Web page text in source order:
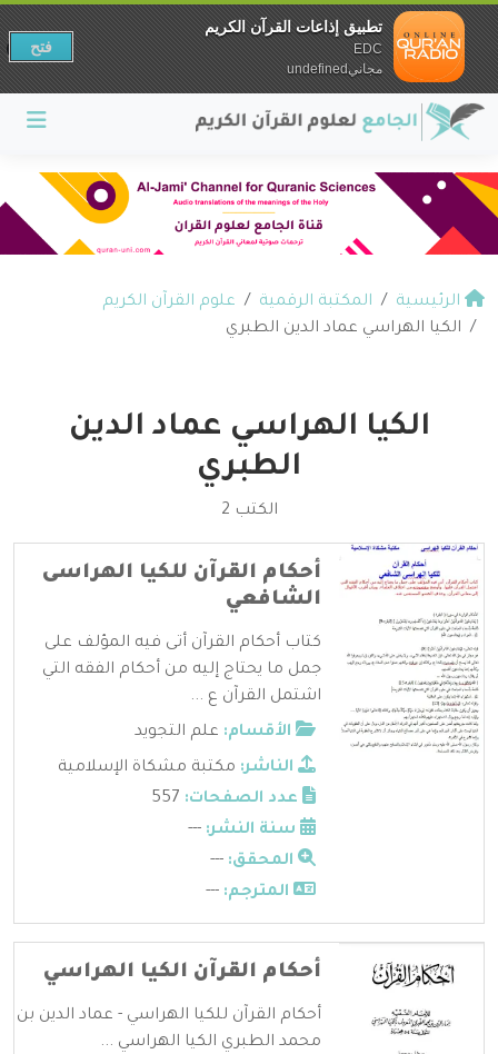
الرئيسية المكتبة الرقمية
علوم القرآن الكريم
الكيا الهراسي عماد الدين الطبري
الكيا الهراسي عماد الدين
الطبري
الكتب 2
أحكام القرآن للكيا الهراسى
الشافعي
كتاب أحكام القرآن أتى فيه المؤلف على
جمل ما يحتاج إليه من أحكام الفقه التي
اشتمل القرآن ع ...
الأقسام: علم التجويد
الناشر: مكتبة مشكاة الإسلامية
عدد الصفحات:
سنة النشر: ---
المحقق: ---
المترجم: ---
أحكام القرآن الكيا الهراسي
أحكام القرآن للكيا الهراسي - عماد الدين بن
محمد الطبري الكيا الهراسي ...
تطبيق إذاعات القرآن الكريم
EDC
مجانيundefined
فتح